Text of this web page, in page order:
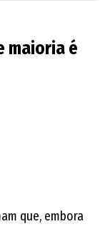
maioria é
que, embora